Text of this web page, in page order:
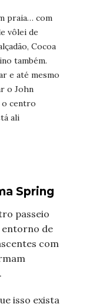
praia… com
vôlei de
Cocoa
também.
e até mesmo
o John
o centro
ali
Spring
passeio
entorno de
com
isso exista